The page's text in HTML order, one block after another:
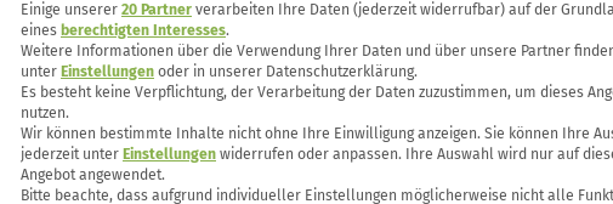
Einige unserer 20 Partner verarbeiten Ihre Daten (jederzeit widerrufbar) auf der
eines berechtigten Interesses.
Weitere Informationen über die Verwendung Ihrer Daten und über unsere Partner
unter Einstellungen oder in unserer Datenschutzerklärung.
Es besteht keine Verpflichtung, der Verarbeitung der Daten zuzustimmen, um dieses
nutzen.
Wir können bestimmte Inhalte nicht ohne Ihre Einwilligung anzeigen. Sie können Ihre
jederzeit unter Einstellungen widerrufen oder anpassen. Ihre Auswahl wird nur auf
Angebot angewendet.
Bitte beachte, dass aufgrund individueller Einstellungen möglicherweise nicht alle